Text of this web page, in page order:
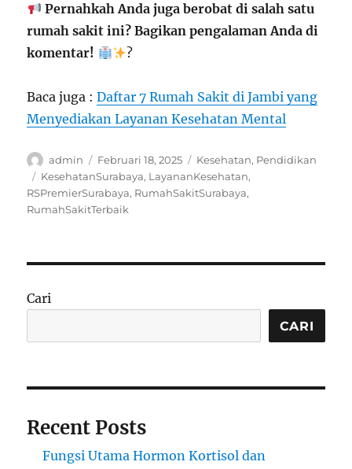
Pernahkah Anda juga berobat di salah satu
rumah sakit ini? Bagikan pengalaman Anda di
komentar!
?
Baca juga :Daftar 7 Rumah Sakit di Jambi yang
Menyediakan Layanan Kesehatan Mental
Author
admin
Posted
on
Februari 18, 2025 Categories
Kesehatan, Pendidikan
Tags
KesehatanSurabaya, LayananKesehatan,
RSPremierSurabaya, RumahSakitSurabaya,
RumahSakitTerbaik
Cari
CARI
Recent Posts
Fungsi Utama Hormon Kortisol dan